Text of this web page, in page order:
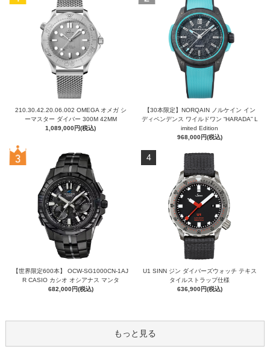
210.30.42.20.06.002 OMEGA オメガ シ
ーマスター ダイバー 300M 42MM
1,089,000円(税込)
【30本限定】NORQAIN ノルケイン イン
ディペンデンス ワイルドワン “HARADA” L
imited Edition
968,000円(税込)
【世界限定600本】 OCW-SG1000CN-1AJ
R CASIO カシオ オシアナス マンタ
682,000円(税込)
4
U1 SINN ジン ダイバーズウォッチ テキス
タイルストラップ仕様
636,900円(税込)
もっと見る